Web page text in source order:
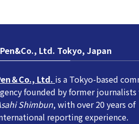
Pen&Co., Ltd. Tokyo, Japan
＆Co., Ltd. is a Tokyo-based
founded by former
Shimbun, with over 20 years of
reporting experience.